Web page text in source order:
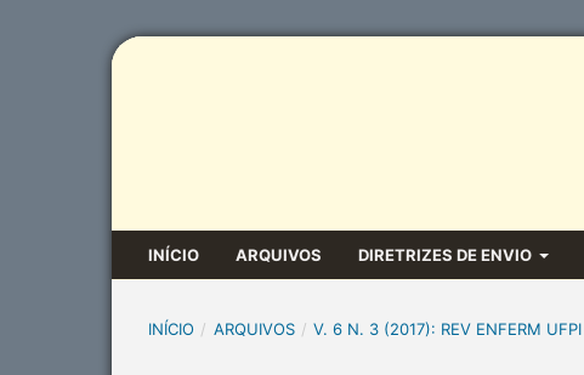
INÍCIO ARQUIVOS DIRETRIZES DE ENVIO
INÍCIO / ARQUIVOS / V. 6 N. 3 (2017): REV ENFERM UFPI